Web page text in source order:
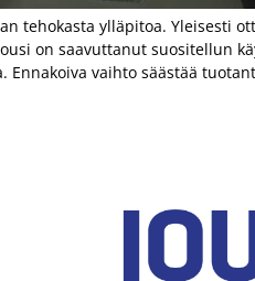
tehokasta ylläpitoa. Yleisesti
on saavuttanut suositellun
vaihto säästää